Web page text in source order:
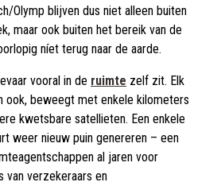
Olymp blijven dus niet alleen buiten
maar ook buiten het bereik van de
níet terug naar de aarde.
vooral in de ruimte zelf zit. Elk
ook, beweegt met enkele kilometers
kwetsbare satellieten. Een enkele
weer nieuw puin genereren – een
al jaren voor
van verzekeraars en